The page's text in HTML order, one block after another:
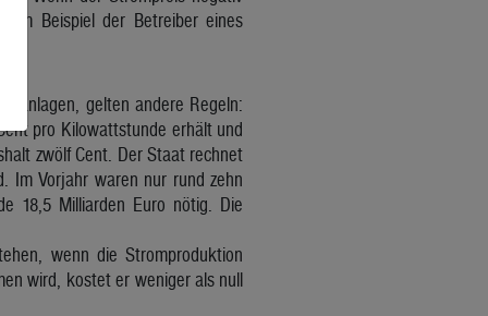
Beispiel der Betreiber eines
gelten andere Regeln:
pro Kilowattstunde erhält und
zwölf Cent. Der Staat rechnet
Im Vorjahr waren nur rund zehn
18,5 Milliarden Euro nötig. Die
wenn die Stromproduktion
wird, kostet er weniger als null